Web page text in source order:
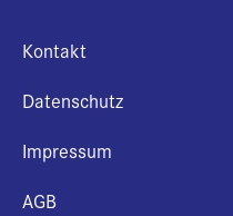
Kontakt
Datenschutz
Impressum
AGB